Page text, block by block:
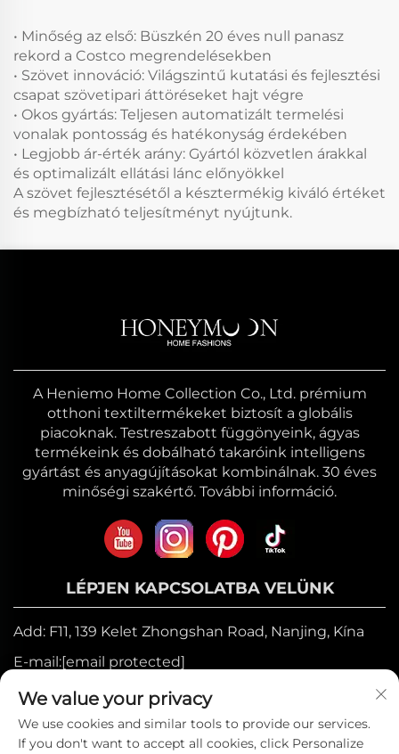
• Minőség az első: Büszkén 20 éves null panasz
rekord a Costco megrendelésekben
• Szövet innováció: Világszintű kutatási és fejlesztési
csapat szövetipari áttöréseket hajt végre
• Okos gyártás: Teljesen automatizált termelési
vonalak pontosság és hatékonyság érdekében
• Legjobb ár-érték arány: Gyártól közvetlen árakkal
és optimalizált ellátási lánc előnyökkel
A szövet fejlesztésétől a késztermékig kiváló értéket
és megbízható teljesítményt nyújtunk.
A Heniemo Home Collection Co., Ltd. prémium
otthoni textiltermékeket biztosít a globális
piacoknak. Testreszabott függönyeink, ágyas
termékeink és dobálható takaróink intelligens
gyártást és anyagújításokat kombinálnak. 30 éves
minőségi szakértő. További információ.
LÉPJEN KAPCSOLATBA VELÜNK
Add: F11, 139 Kelet Zhongshan Road, Nanjing, Kína
E-mail:[email protected]
Mozgó:+86-17327710449
Telefon:+86-025-84573776
We value your privacy
We use cookies and similar tools to provide our services.
If you don't want to accept all cookies, click Personalize